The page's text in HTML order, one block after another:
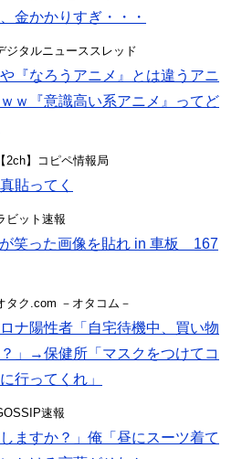
金かかりすぎ・・・
ジタルニューススレッド
『なろうアニメ』とは違うアニ
ｗ『意識高い系アニメ』ってど
2ch】コピペ情報局
貼ってく
ビット速報
が笑った画像を貼れ in 車板 167
タク.com －オタコム－
ナ陽性者「自宅待機中、買い物
」→保健所「マスクをつけてコ
行ってくれ」
速報
ますか？」俺「昼にスーツ着て